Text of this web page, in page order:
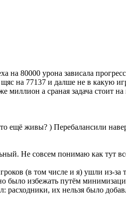
на 80000 урона зависала
щяс на 77137 и далше не в какую
миллион а сраная задача стоит на
ещё живы? ) Перебалансили
Не совсем понимаю как
(в том числе и я) ушли из-
было избежать путём
расходники, их нельзя было